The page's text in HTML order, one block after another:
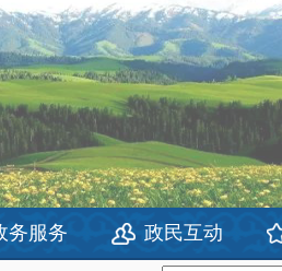
务服务 政民互动